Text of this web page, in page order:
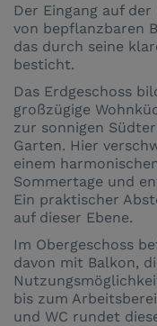
Der Eingang auf
von bepflanzbaren
das durch seine
besticht.
Das Erdgeschoss
großzügige
zur sonnigen
Garten. Hier
einem
Sommertage und
Ein praktischer
auf dieser Ebene.
Im Obergeschoss
davon mit Balkon,
bis zum
und WC rundet